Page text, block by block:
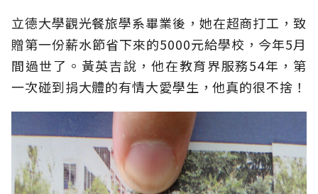
立德大學觀光餐旅學系畢業後，她在超商打工，致
贈第一份薪水節省下來的5000元給學校，今年5月
間過世了。黃英吉說，他在教育界服務54年，第
一次碰到捐大體的有情大愛學生，他真的很不捨！